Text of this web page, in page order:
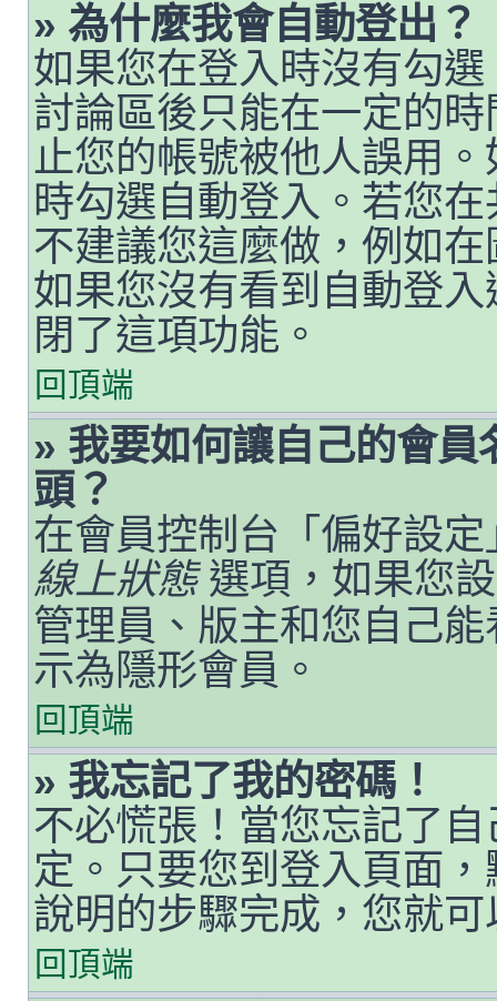
» 為什麼我會自動登出？
如果您在登入時沒有勾選
討論區後只能在一定的
止您的帳號被他人誤用
時勾選自動登入。若您
不建議您這麼做，例如
如果您沒有看到自動登
閉了這項功能。
回頂端
» 我要如何讓自己的會
頭？
在會員控制台「偏好設
線上狀態選項，如果您
管理員、版主和您自己
示為隱形會員。
回頂端
» 我忘記了我的密碼！
不必慌張！當您忘記了
定。只要您到登入頁面
說明的步驟完成，您就
回頂端